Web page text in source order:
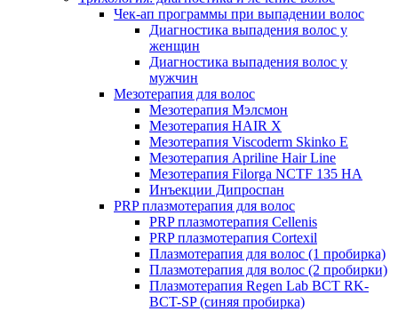
Чек-ап программы при выпадении волос
Диагностика выпадения волос у
женщин
Диагностика выпадения волос у
мужчин
Мезотерапия для волос
Мезотерапия Мэлсмон
Мезотерапия HAIR X
Мезотерапия Viscoderm Skinko E
Мезотерапия Apriline Hair Line
Мезотерапия Filorga NCTF 135 HA
Инъекции Дипроспан
PRP плазмотерапия для волос
PRP плазмотерапия Cellenis
PRP плазмотерапия Cortexil
Плазмотерапия для волос (1 пробирка)
Плазмотерапия для волос (2 пробирки)
Плазмотерапия Regen Lab BCT RK-
BCT-SP (синяя пробирка)